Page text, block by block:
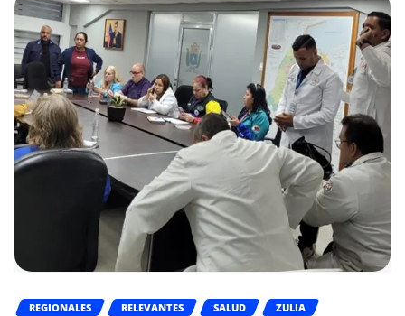
REGIONALES RELEVANTES SALUD ZULIA